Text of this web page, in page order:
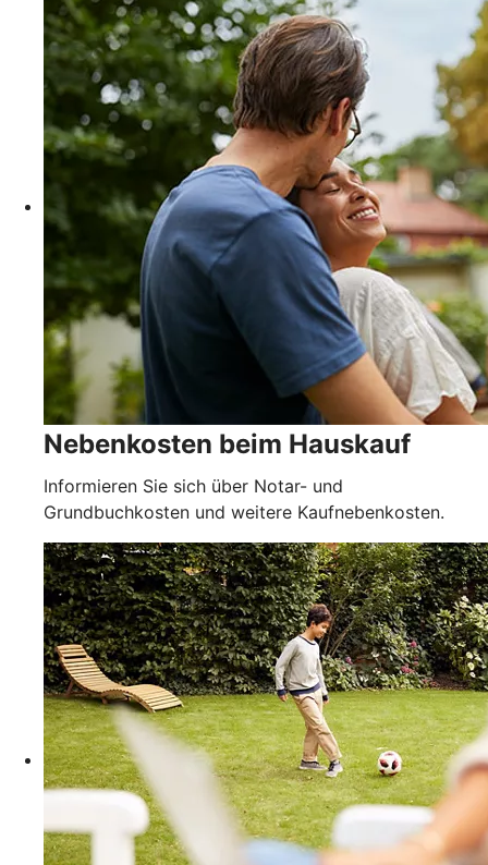
Nebenkosten beim Hauskauf
Informieren Sie sich über Notar- und
Grundbuchkosten und weitere Kaufnebenkosten.